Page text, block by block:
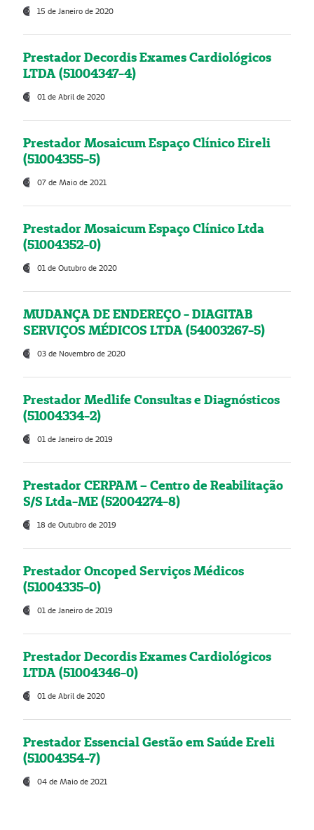
15 de Janeiro de 2020
Prestador Decordis Exames Cardiológicos
LTDA (51004347-4)
01 de Abril de 2020
Prestador Mosaicum Espaço Clínico Eireli
(51004355-5)
07 de Maio de 2021
Prestador Mosaicum Espaço Clínico Ltda
(51004352-0)
01 de Outubro de 2020
MUDANÇA DE ENDEREÇO - DIAGITAB
SERVIÇOS MÉDICOS LTDA (54003267-5)
03 de Novembro de 2020
Prestador Medlife Consultas e Diagnósticos
(51004334-2)
01 de Janeiro de 2019
Prestador CERPAM – Centro de Reabilitação
S/S Ltda-ME (52004274-8)
18 de Outubro de 2019
Prestador Oncoped Serviços Médicos
(51004335-0)
01 de Janeiro de 2019
Prestador Decordis Exames Cardiológicos
LTDA (51004346-0)
01 de Abril de 2020
Prestador Essencial Gestão em Saúde Ereli
(51004354-7)
04 de Maio de 2021